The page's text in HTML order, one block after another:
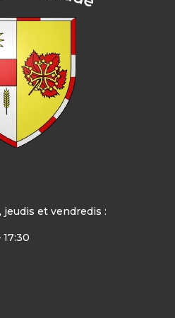
jeudis et vendredis :